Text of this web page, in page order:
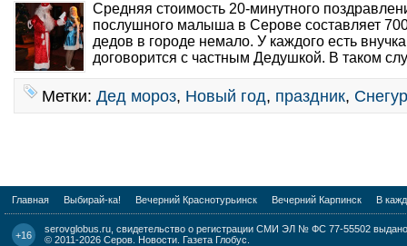
Средняя стоимость 20-минутного
послушного малыша в Серове составляет
дедов в городе немало. У каждого есть
договорится с частным Дедушкой. В таком
Метки: Дед мороз, Новый год, праздник,
Главная Выбирай-ка! Вечерний Краснотурьинск Вечерний Карпинск В
+16
serovglobus.ru, свидетельство о регистрации СМИ ЭЛ № ФС 77-55502
© 2011-2026 Серов. Новости. Газета Глобус